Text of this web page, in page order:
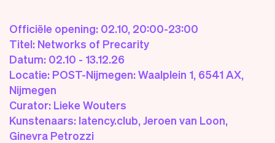
Officiële opening: 02.10, 20:00-23:00
Titel: Networks of Precarity
Datum: 02.10 - 13.12.26
Locatie: POST-Nijmegen: Waalplein 1, 6541 AX,
Nijmegen
Curator: Lieke Wouters
Kunstenaars: latency.club, Jeroen van Loon,
Ginevra Petrozzi